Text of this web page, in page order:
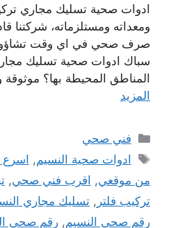
ادوات صحية تسليك مجاري
ومعداته ومستلزماته، شركتنا
صرف صحي في اي وقت
سباك ادوات صحية تسليك
المناطق المحيطة بها؟
المزيد
التصنيفات
فني صحي
الوسوم
ادوات صحية النسيم,
من موقعي, اقرب فني صحي,
تركيب فلتر , تسليك مجاري
رقم صحي النسيم, رقم صحي